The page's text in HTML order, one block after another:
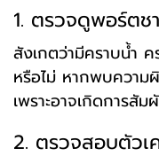
1. ตรวจดูพอร์ตช
สังเกตว่ามีคราบน้ำ
หรือไม่ หากพบความ
เพราะอาจเกิดการสั
2. ตรวจสอบตัวเ